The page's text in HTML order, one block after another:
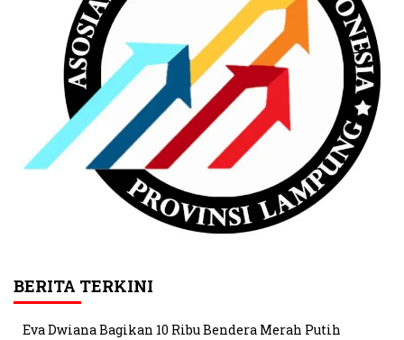
BERITA TERKINI
Eva Dwiana Bagikan 10 Ribu Bendera Merah Putih